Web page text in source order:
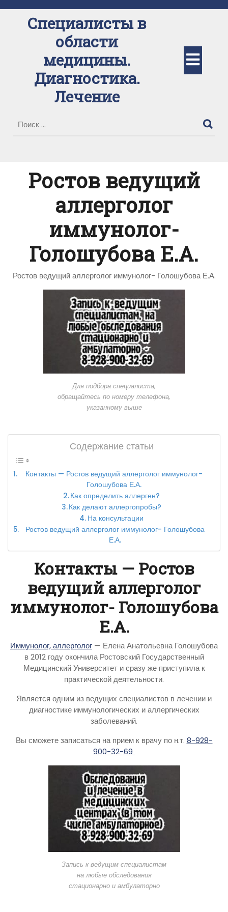
содержимомуСпециалисты в
области
медицины.
Диагностика.
Лечение
Ростов ведущий
аллерголог
иммунолог-
Голошубова Е.А.
Ростов ведущий аллерголог иммунолог- Голошубова Е.А.
Для подбора специалиста,
обращайтесь по номеру телефона,
указанному выше
Содержание статьи
Контакты — Ростов ведущий аллерголог иммунолог-
Голошубова Е.А.
Как определить аллерген?
Как делают аллергопробы?
На консультации
Ростов ведущий аллерголог иммунолог- Голошубова
Е.А.
Контакты — Ростов
ведущий аллерголог
иммунолог- Голошубова
Е.А.
Иммунолог, аллерголог — Елена Анатольевна Голошубова
в 2012 году окончила Ростовский Государственный
Медицинский Университет и сразу же приступила к
практической деятельности.
Является одним из ведущих специалистов в лечении и
диагностике иммунологических и аллергических
заболеваний.
Вы сможете записаться на прием к врачу по н.т. 8-928-
900-32-69
Запись к ведущим специалистам
на любые обследования
стационарно и амбулаторно